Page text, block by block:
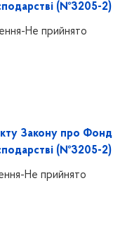
(№3205-2)
Не прийнято
Закону про Фонд
(№3205-2)
Не прийнято